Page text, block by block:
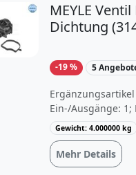
MEYLE
Dichtung
-19 % 5
Ein-/Ausgänge: 1;
Gewicht: 4.000000 kg
Mehr Details